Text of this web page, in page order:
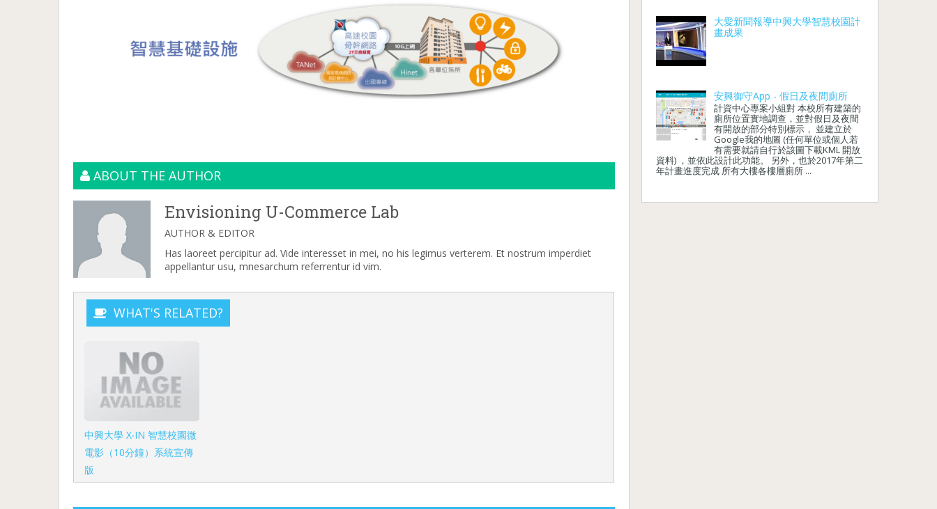
ABOUT THE AUTHOR
Envisioning U-Commerce Lab
AUTHOR & EDITOR
Has laoreet percipitur ad. Vide interesset in mei, no his legimus verterem. Et nostrum imperdiet
appellantur usu, mnesarchum referrentur id vim.
WHAT'S RELATED?
中興大學 X‧IN 智慧校園微
電影（10分鐘）系統宣傳
版
大愛新聞報導中興大學智慧校園計
畫成果
安興御守App - 假日及夜間廁所
計資中心專案小組對 本校所有建築的
廁所位置實地調查，並對假日及夜間
有開放的部分特別標示， 並建立於
Google我的地圖 (任何單位或個人若
有需要就請自行於該圖下載KML 開放
資料) ，並依此設計此功能。 另外，也於2017年第二
年計畫進度完成 所有大樓各樓層廁所 ...